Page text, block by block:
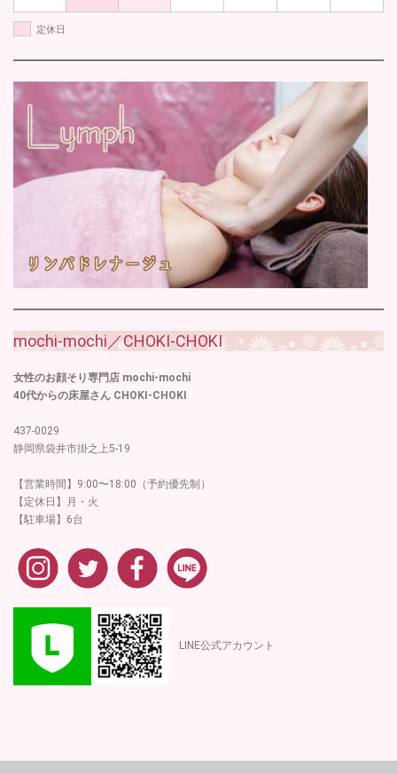
定休日
mochi-mochi／CHOKI-CHOKI
女性のお顔そり専門店 mochi-mochi
40代からの床屋さん CHOKI-CHOKI
437-0029
静岡県袋井市掛之上5-19
【営業時間】9:00〜18:00（予約優先制）
【定休日】月・火
【駐車場】6台
LINE公式アカウント